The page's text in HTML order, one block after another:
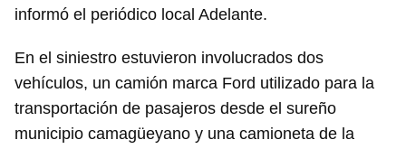
informó el periódico local Adelante.
En el siniestro estuvieron involucrados dos
vehículos, un camión marca Ford utilizado para la
transportación de pasajeros desde el sureño
municipio camagüeyano y una camioneta de la